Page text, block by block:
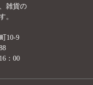
雑貨の
。
10-9
：00